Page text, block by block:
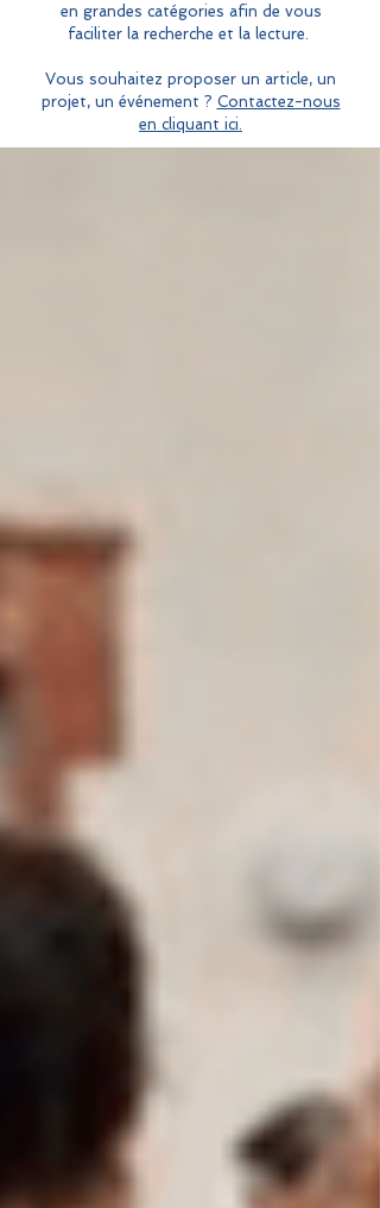
en grandes catégories afin de vous
faciliter la recherche et la lecture.
Vous souhaitez proposer un article, un
projet, un événement ? Contactez-nous
en cliquant ici.